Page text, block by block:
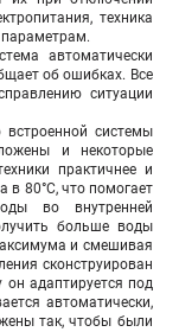
техника
параметрам.
автоматически
об ошибках. Все
ситуации
системы
и некоторые
практичнее и
в 80°С, что помогает
во внутренней
больше воды
и смешивая
сконструирован
он адаптируется под
автоматически,
так, чтобы были